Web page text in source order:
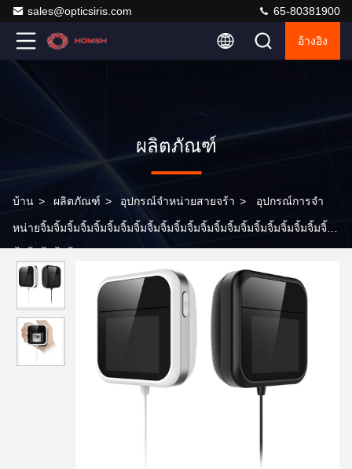
sales@opticsiris.com 65-80381900
อ้างอิง
ผลิตภัณฑ์
บ้าน > ผลิตภัณฑ์ > อุปกรณ์จําหน่ายสายจร้า > อุปกรณ์การจํา
หน่ายจิ้มจิ้มจิ้มจิ้มจิ้มจิ้มจิ้มจิ้มจิ้มจิ้มจิ้มจิ้มจิ้มจิ้มจิ้มจิ้มจิ้มจิ้มจิ้มจิ้มจิ้มจิ้ม